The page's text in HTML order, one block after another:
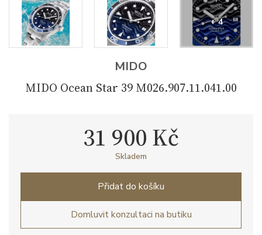
+ 4
MIDO
MIDO Ocean Star 39 M026.907.11.041.00
31 900 Kč
Skladem
Přidat do košíku
Domluvit konzultaci na butiku